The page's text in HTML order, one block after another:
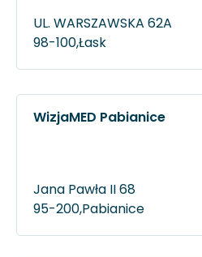
UL. WARSZAWSKA 62A
98-100,Łask
WizjaMED Pabianice
Jana Pawła II 68
95-200,Pabianice